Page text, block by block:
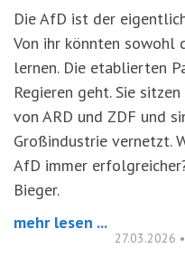
Die AfD ist der
Von ihr könnten sowohl
lernen. Die etablierten
Regieren geht. Sie
von ARD und ZDF und
Großindustrie vernetzt.
AfD immer
Bieger.
mehr lesen ...
27.03.2026 •